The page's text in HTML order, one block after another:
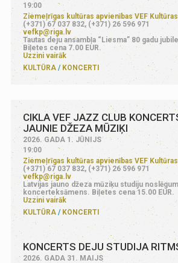
19:00
Ziemeļrīgas kultūras apvienības VEF
(+371) 67 037 832, (+371) 26 596 971
vefkp@riga.lv
Tautas deju ansambļa “Liesma” 80 gadu
Biļetes cena 7.00 EUR.
Uzzini vairāk
KULTŪRA
KONCERTI
CIKLA VEF JAZZ CLUB
JAUNIE DŽEZA MŪZIĶI
2026. GADA 1. JŪNIJS
19:00
Ziemeļrīgas kultūras apvienības VEF
(+371) 67 037 832, (+371) 26 596 971
vefkp@riga.lv
Latvijas jauno džeza mūziķu studiju
koncerteksāmens. Biļetes cena 15.00 EUR.
Uzzini vairāk
KULTŪRA
KONCERTI
KONCERTS DEJU STUDIJA
2026. GADA 31. MAIJS